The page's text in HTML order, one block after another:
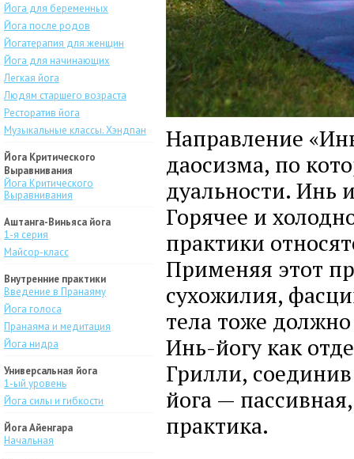
Йога для беременных
Йога после родов
Йогатерапия для женщин
Йога для начинающих
Легкая йога
Людям старшего возраста
Ресторатив йога
Музыкальные классы. Хэндпан
Йога Критического
Выравнивания
Йога Критического
Выравнивания
Аштанга-Виньяса йога
1-я серия
Майсор-класс
Внутренние практики
Введение в Пранаяму
Йога голоса
Пранаяма и медитация
Йога нидра
Универсальная йога
1-ый уровень
Йога силы и гибкости
Йога Айенгара
Начальная
Направление
даосизма, по
дуальности. Инь
Горячее и
практики
Применяя этот
сухожилия,
тела тоже
Инь-йогу как
Грилли,
йога —
практика.